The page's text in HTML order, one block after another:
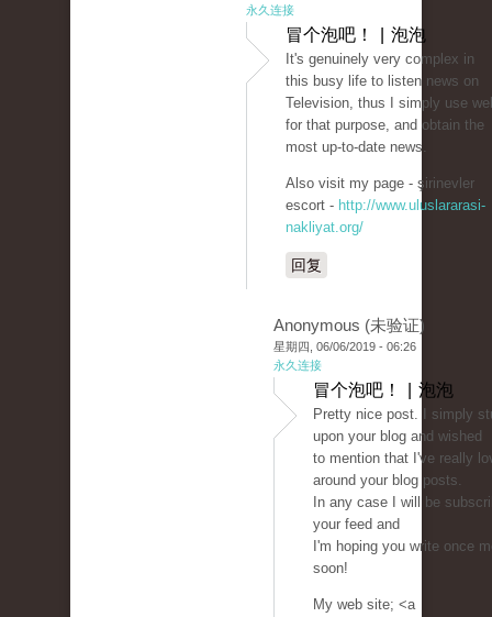
永久连接
冒个泡吧！ | 泡泡
It's genuinely very complex in
this busy life to listen news on
Television, thus I simply use
for that purpose, and obtain the
most up-to-date news.
Also visit my page - şirinevler
escort - http://www.uluslararasi-
nakliyat.org/
回复
Anonymous (未验证)
星期四, 06/06/2019 - 06:26
永久连接
冒个泡吧！ | 泡泡
Pretty nice post. I simply
upon your blog and wished
to mention that I've really
around your blog posts.
In any case I will be
your feed and
I'm hoping you write once
soon!
My web site; <a